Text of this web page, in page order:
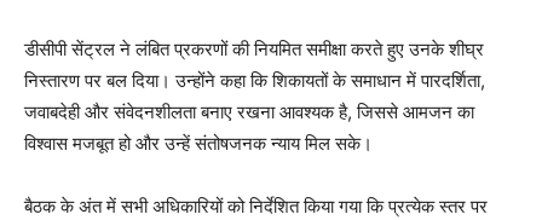
डीसीपी सेंट्रल ने लंबित प्रकरणों की नियमित समीक्षा करते हुए उनके शीघ्र
निस्तारण पर बल दिया। उन्होंने कहा कि शिकायतों के समाधान में पारदर्शिता,
जवाबदेही और संवेदनशीलता बनाए रखना आवश्यक है, जिससे आमजन का
विश्वास मजबूत हो और उन्हें संतोषजनक न्याय मिल सके।
बैठक के अंत में सभी अधिकारियों को निर्देशित किया गया कि प्रत्येक स्तर पर